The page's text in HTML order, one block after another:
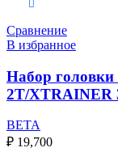
Сравнение
В избранное
Набор
2T/XTRAINER
BETA
₽ 19,700